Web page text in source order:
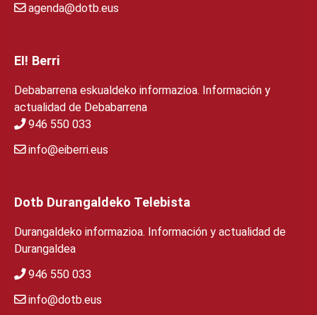
agenda@dotb.eus
EI! Berri
Debabarrena eskualdeko informazioa. Información y
actualidad de Debabarrena
946 550 033
info@eiberri.eus
Dotb Durangaldeko Telebista
Durangaldeko informazioa. Información y actualidad de
Durangaldea
946 550 033
info@dotb.eus